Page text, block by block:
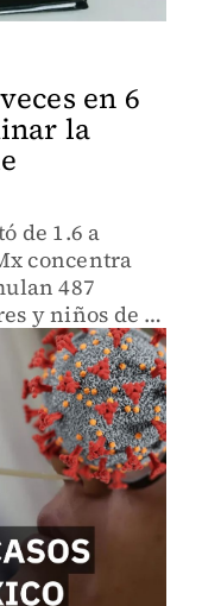
en 6
la
de 1.6 a
concentra
487
y niños de 1
velocidad de